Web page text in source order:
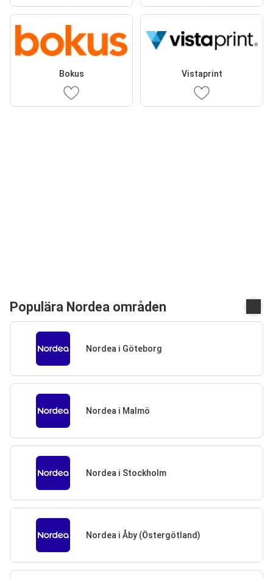
Bokus Vistaprint
Populära Nordea områden
Nordea i Göteborg
Nordea i Malmö
Nordea i Stockholm
Nordea i Åby (Östergötland)